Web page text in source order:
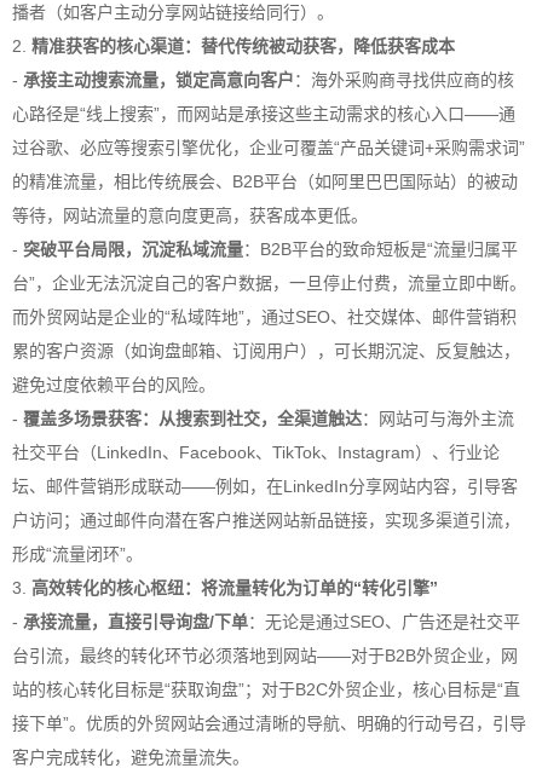
播者（如客户主动分享网站链接给同行）。
2. 精准获客的核心渠道：替代传统被动获客，降低获客成本
- 承接主动搜索流量，锁定高意向客户：海外采购商寻找供应商的核
心路径是“线上搜索”，而网站是承接这些主动需求的核心入口——通
过谷歌、必应等搜索引擎优化，企业可覆盖“产品关键词+采购需求词”
的精准流量，相比传统展会、B2B平台（如阿里巴巴国际站）的被动
等待，网站流量的意向度更高，获客成本更低。
- 突破平台局限，沉淀私域流量：B2B平台的致命短板是“流量归属平
台”，企业无法沉淀自己的客户数据，一旦停止付费，流量立即中断。
而外贸网站是企业的“私域阵地”，通过SEO、社交媒体、邮件营销积
累的客户资源（如询盘邮箱、订阅用户），可长期沉淀、反复触达，
避免过度依赖平台的风险。
- 覆盖多场景获客：从搜索到社交，全渠道触达：网站可与海外主流
社交平台（LinkedIn、Facebook、TikTok、Instagram）、行业论
坛、邮件营销形成联动——例如，在LinkedIn分享网站内容，引导客
户访问；通过邮件向潜在客户推送网站新品链接，实现多渠道引流，
形成“流量闭环”。
3. 高效转化的核心枢纽：将流量转化为订单的“转化引擎”
- 承接流量，直接引导询盘/下单：无论是通过SEO、广告还是社交平
台引流，最终的转化环节必须落地到网站——对于B2B外贸企业，网
站的核心转化目标是“获取询盘”；对于B2C外贸企业，核心目标是“直
接下单”。优质的外贸网站会通过清晰的导航、明确的行动号召，引导
客户完成转化，避免流量流失。